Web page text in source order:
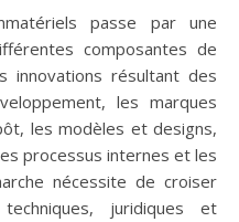
passe par une
composantes de
résultant des
les marques
les modèles et designs,
processus internes et les
nécessite de croiser
juridiques et